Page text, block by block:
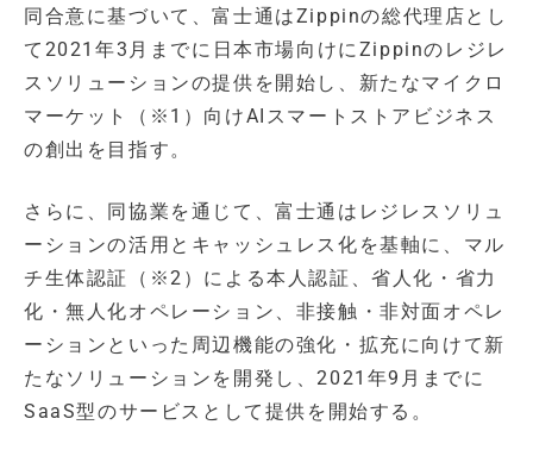
同合意に基づいて、富士通はZippinの総代理店とし
て2021年3月までに日本市場向けにZippinのレジレ
スソリューションの提供を開始し、新たなマイクロ
マーケット（※1）向けAIスマートストアビジネス
の創出を目指す。
さらに、同協業を通じて、富士通はレジレスソリュ
ーションの活用とキャッシュレス化を基軸に、マル
チ生体認証（※2）による本人認証、省人化・省力
化・無人化オペレーション、非接触・非対面オペレ
ーションといった周辺機能の強化・拡充に向けて新
たなソリューションを開発し、2021年9月までに
SaaS型のサービスとして提供を開始する。